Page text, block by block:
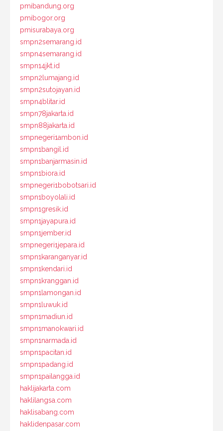
pmibandung.org
pmibogor.org
pmisurabaya.org
smpn2semarang.id
smpn4semarang.id
smpn14jkt.id
smpn2lumajang.id
smpn2sutojayan.id
smpn4blitar.id
smpn78jakarta.id
smpn88jakarta.id
smpnegeri1ambon.id
smpn1bangil.id
smpn1banjarmasin.id
smpn1biora.id
smpnegeri1bobotsari.id
smpn1boyolali.id
smpn1gresik.id
smpn1jayapura.id
smpn1jember.id
smpnegeri1jepara.id
smpn1karanganyar.id
smpn1kendari.id
smpn1kranggan.id
smpn1lamongan.id
smpn1luwuk.id
smpn1madiun.id
smpn1manokwari.id
smpn1narmada.id
smpn1pacitan.id
smpn1padang.id
smpn1pailangga.id
haklijakarta.com
haklilangsa.com
haklisabang.com
haklidenpasar.com